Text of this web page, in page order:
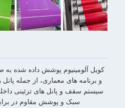
کویل آلومینیوم پوشش داده شده به
و برنامه های معماری، از جمله
سیستم سقف و پانل های تزئینی
سبک و پوشش مقاوم در